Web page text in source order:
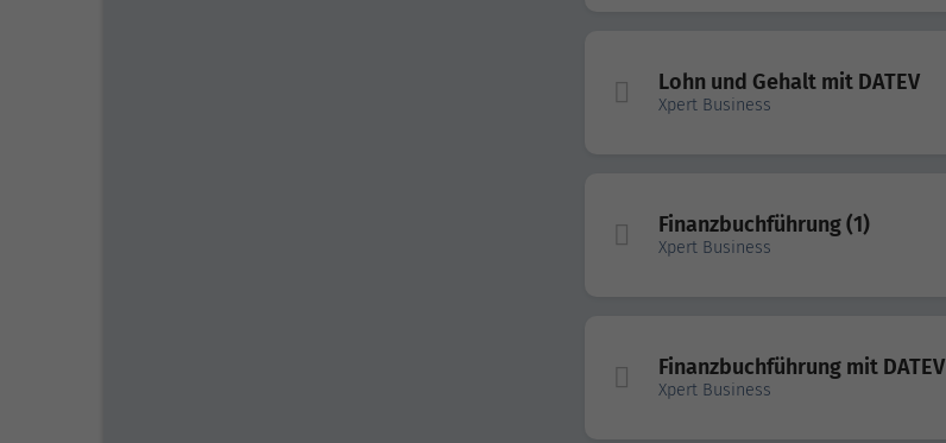
Lohn und Gehalt mit DATEV
Xpert Business
Finanzbuchführung (1)
Xpert Business
Finanzbuchführung mit DATEV
Xpert Business